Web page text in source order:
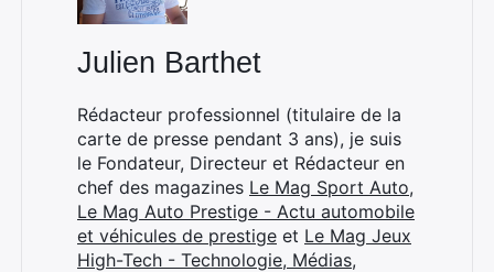
Julien Barthet
Rédacteur professionnel (titulaire de la
carte de presse pendant 3 ans), je suis
le Fondateur, Directeur et Rédacteur en
chef des magazines Le Mag Sport Auto,
Le Mag Auto Prestige - Actu automobile
et véhicules de prestige et Le Mag Jeux
High-Tech - Technologie, Médias,